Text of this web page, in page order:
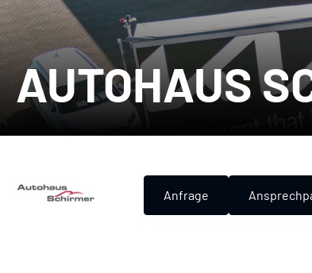
AUTOHAUS
Anfrage